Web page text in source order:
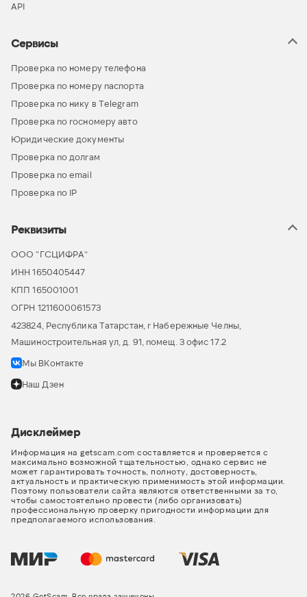
API
Сервисы
Проверка по номеру телефона
Проверка по номеру паспорта
Проверка по нику в Telegram
Проверка по госномеру авто
Юридические документы
Проверка по долгам
Проверка по email
Проверка по IP
Реквизиты
ООО “ГСЦИФРА”
ИНН 1650405447
КПП 165001001
ОГРН 1211600061573
423824, Республика Татарстан, г Набережные Челны,
Машиностроительная ул, д. 91, помещ. 3 офис 17.2
Мы ВКонтакте
Наш Дзен
Дисклеймер
Информация на getscam.com составляется и проверяется с
максимально возможной тщательностью, однако сервис не
может гарантировать точность, полноту, достоверность,
актуальность и практическую применимость этой информации.
Поэтому пользователи сайта являются ответственными за то,
чтобы самостоятельно провести (либо организовать)
профессиональную проверку пригодности информации для
предполагаемого использования.